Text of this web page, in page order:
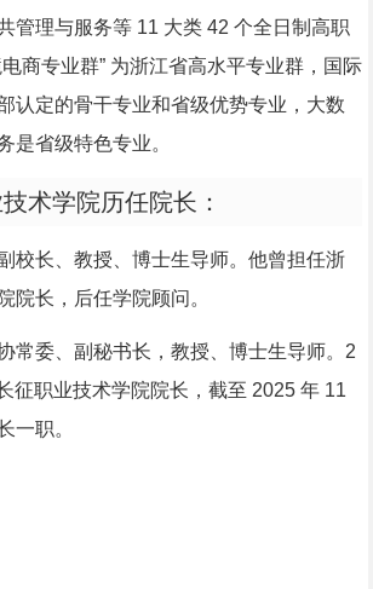
管理与服务等 11 大类 42 个全日制高职
商专业群” 为浙江省高水平专业群，国际
认定的骨干专业和省级优势专业，大数
是省级特色专业。
术学院历任院长：
校长、教授、博士生导师。他曾担任浙
院长，后任学院顾问。
常委、副秘书长，教授、博士生导师。2
征职业技术学院院长，截至 2025 年 11
一职。